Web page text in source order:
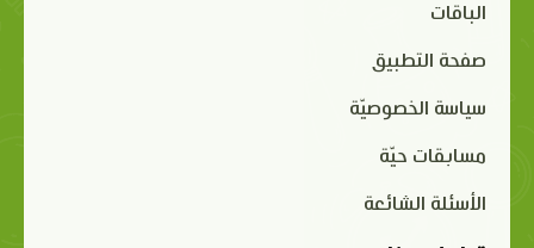
الباقات
صفحة التطبيق
سياسة الخصوصيّة
مسابقات حيّة
الأسئلة الشائعة